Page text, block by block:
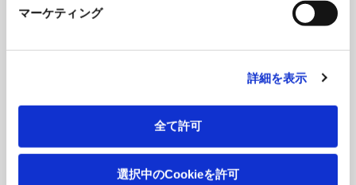
マーケティング
詳細を表示
全て許可
選択中のCookieを許可
商業施設